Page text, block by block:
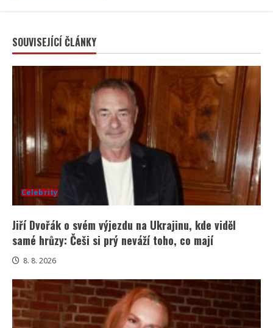
SOUVISEJÍCÍ ČLÁNKY
Celebrity
Jiří Dvořák o svém výjezdu na Ukrajinu, kde viděl
samé hrůzy: Češi si prý neváží toho, co mají
8. 8. 2026